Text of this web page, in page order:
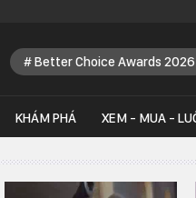
Better Choice Awards 2026
KHÁM PHÁ XEM - MUA -